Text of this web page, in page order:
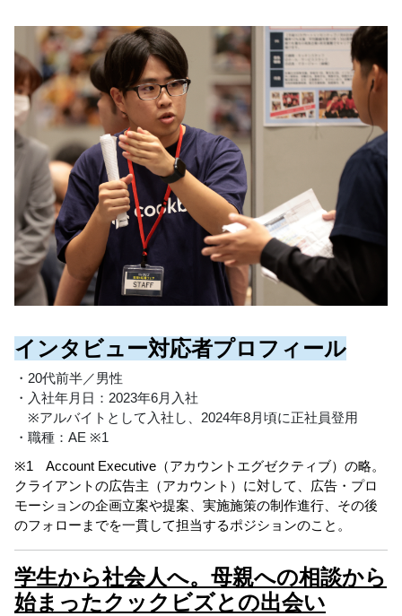
インタビュー対応者プロフィール
・20代前半／男性
・入社年月日：2023年6月入社
※アルバイトとして入社し、2024年8月頃に正社員登用
・職種：AE ※1
※1 Account Executive（アカウントエグゼクティブ）の略。
クライアントの広告主（アカウント）に対して、広告・プロ
モーションの企画立案や提案、実施施策の制作進行、その後
のフォローまでを一貫して担当するポジションのこと。
学生から社会人へ。母親への相談から
始まったクックビズとの出会い